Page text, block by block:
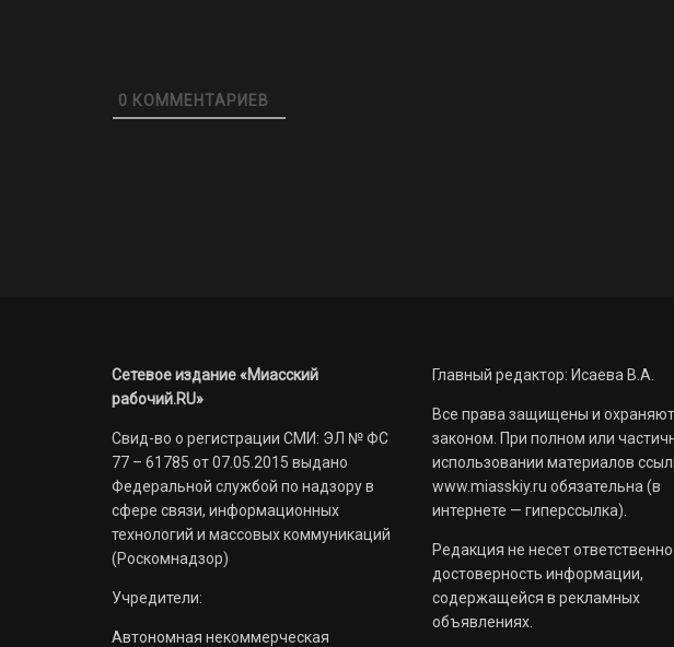
0 КОММЕНТАРИЕВ
Сетевое издание «Миасский
рабочий.RU»
Свид-во о регистрации СМИ: ЭЛ № ФС
77 – 61785 от 07.05.2015 выдано
Федеральной службой по надзору в
сфере связи, информационных
технологий и массовых коммуникаций
(Роскомнадзор)
Учредители:
Автономная некоммерческая
Главный редактор: Исаева В.А.
Все права защищены и
законом. При полном или
использовании материалов
www.miasskiy.ru обязательна (в
интернете — гиперссылка).
Редакция не несет
достоверность информации,
содержащейся в рекламных
объявлениях.